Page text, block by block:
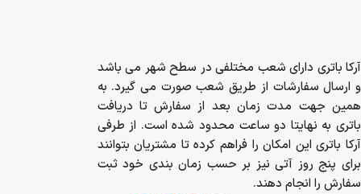
آرکا باتری دارای شعب مختلفی در سطح شهر می باشد
و ارسال سفارشات از طریق شعب صورت می گیرد. به
همین جهت مدت زمان بعد از سفارش تا دریافت
باتری به نهایتا دو ساعت محدود شده است. از طرفی
آرکا باتری این امکان را فراهم کرده تا مشتریان بتوانند
برای پنج روز آتی نیز بر حسب زمان بندی خود ثبت
سفارش را انجام دهند.